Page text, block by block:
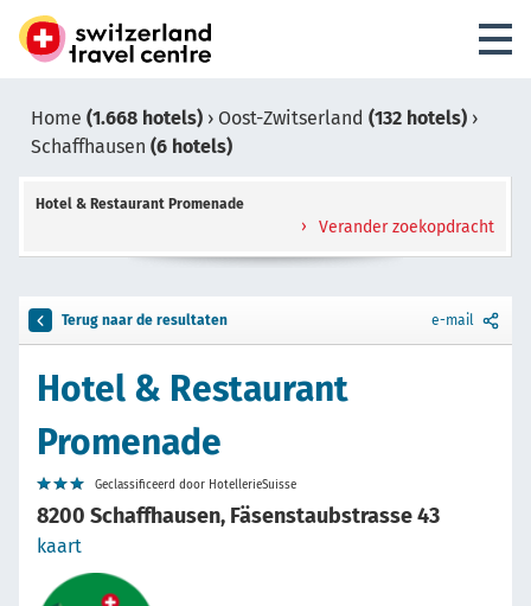
Home (1.668 hotels) › Oost-Zwitserland (132 hotels) ›
Schaffhausen (6 hotels)
Hotel & Restaurant Promenade
Verander zoekopdracht
Terug naar de resultaten e-mail
Hotel & Restaurant
Promenade
Geclassificeerd door HotellerieSuisse
8200 Schaffhausen, Fäsenstaubstrasse 43
kaart